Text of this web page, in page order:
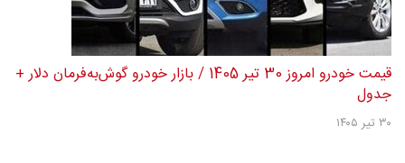
قیمت خودرو امروز 30 تیر 1405 / بازار خودرو گوش‌به‌فرمان دلار +
جدول
۳۰ تیر ۱۴۰۵